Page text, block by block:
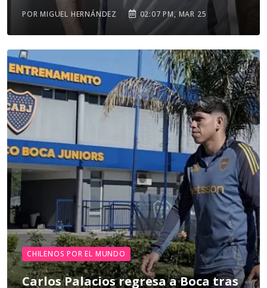
POR MIGUEL HERNÁNDEZ 02:07 PM, MAR 25
CHILENOS POR EL MUNDO
Carlos Palacios regresa a Boca tras